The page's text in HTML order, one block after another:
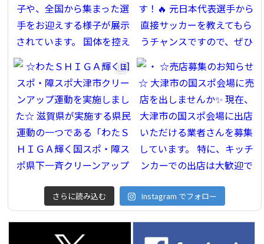
さらに読み込む Instagram でフォロー